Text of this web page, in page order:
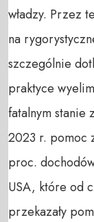
władzy. Przez
na
szczególnie
praktyce
fatalnym stanie
2023 r. pomoc
proc.
USA, które od
przekazały